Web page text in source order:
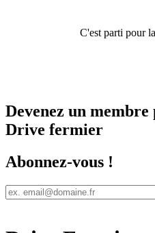
C'est parti pour
Devenez un
Drive fermier
Abonnez-vous !